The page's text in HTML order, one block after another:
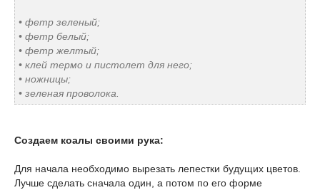
• фетр зеленый;
• фетр белый;
• фетр желтый;
• клей термо и пистолет для него;
• ножницы;
• зеленая проволока.
Создаем коалы своими рука:
Для начала необходимо вырезать лепестки будущих цветов.
Лучше сделать сначала один, а потом по его форме